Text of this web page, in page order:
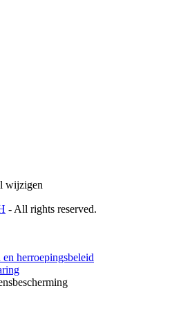
wijzigen
- All rights reserved.
herroepingsbeleid